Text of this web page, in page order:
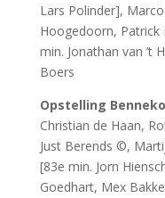
Lars Polinder],
Hoogedoorn, Patrick
min. Jonathan van ’t
Boers
Opstelling
Christian de Haan,
Just Berends ©,
[83e min. Jorn
Goedhart, Mex